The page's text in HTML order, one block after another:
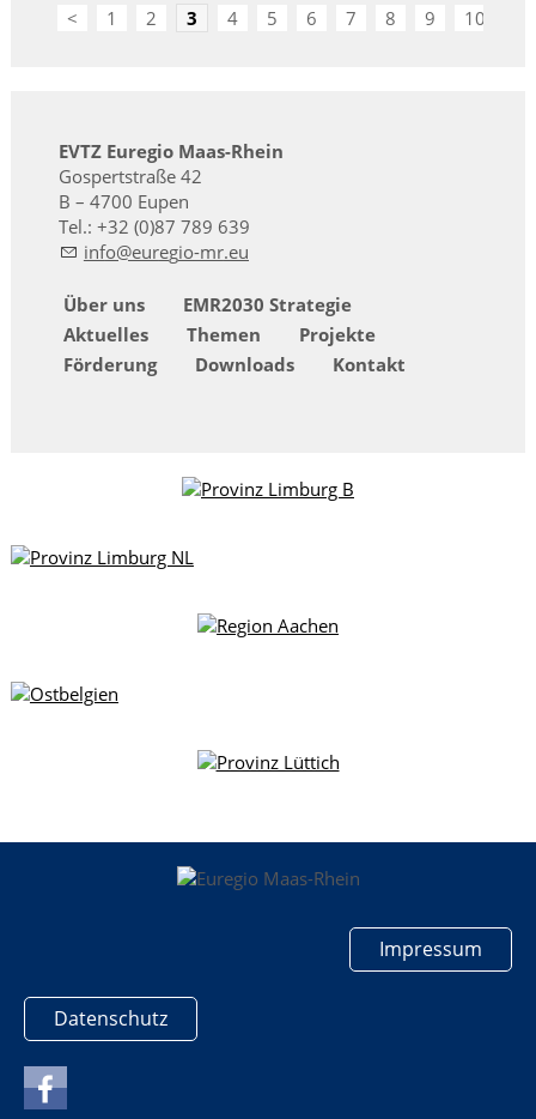
< 1 2 3 4 5 6 7 8 9 10
EVTZ Euregio Maas-Rhein
Gospertstraße 42
B – 4700 Eupen
Tel.: +32 (0)87 789 639
nf
r g -mr
Über uns
EMR2030 Strategie
Aktuelles
Themen
Projekte
Förderung
Downloads Kontakt
Impressum
Datenschutz